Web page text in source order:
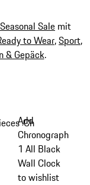
Sale mit
to Wear,Sport,
& Gepäck.
items
/Chronograph 1
Add
Chronograph
1 All Black
Wall Clock
to wishlist